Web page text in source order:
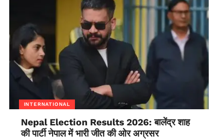
INTERNATIONAL
Nepal Election Results 2026: बालेंद्र शाह
की पार्टी नेपाल में भारी जीत की ओर अग्रसर